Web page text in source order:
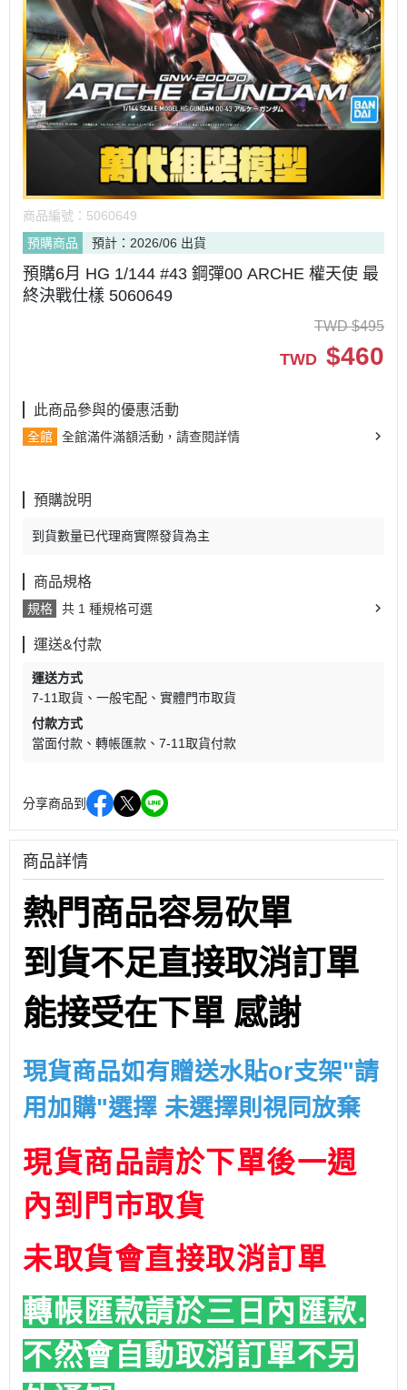
商品編號： 5060649
預購商品
預計：2026/06 出貨
預購6月 HG 1/144 #43 鋼彈00 ARCHE 權天使 最
終決戰仕樣 5060649
TWD $495
TWD $460
此商品參與的優惠活動
全館 全館滿件滿額活動，請查閱詳情
預購說明
到貨數量已代理商實際發貨為主
商品規格
規格 共 1 種規格可選
運送&付款
運送方式
7-11取貨
一般宅配
實體門市取貨
付款方式
當面付款
轉帳匯款 7-11取貨付款
分享商品到
商品詳情
熱門商品容易砍單
到貨不足直接取消訂單
能接受在下單 感謝
現貨商品如有贈送水貼or支架"請
用加購"選擇 未選擇則視同放棄
現貨商品請於下單後一週
內到門市取貨
未取貨會直接取消訂單
轉帳匯款請於三日內匯款.
不然會自動取消訂單不另